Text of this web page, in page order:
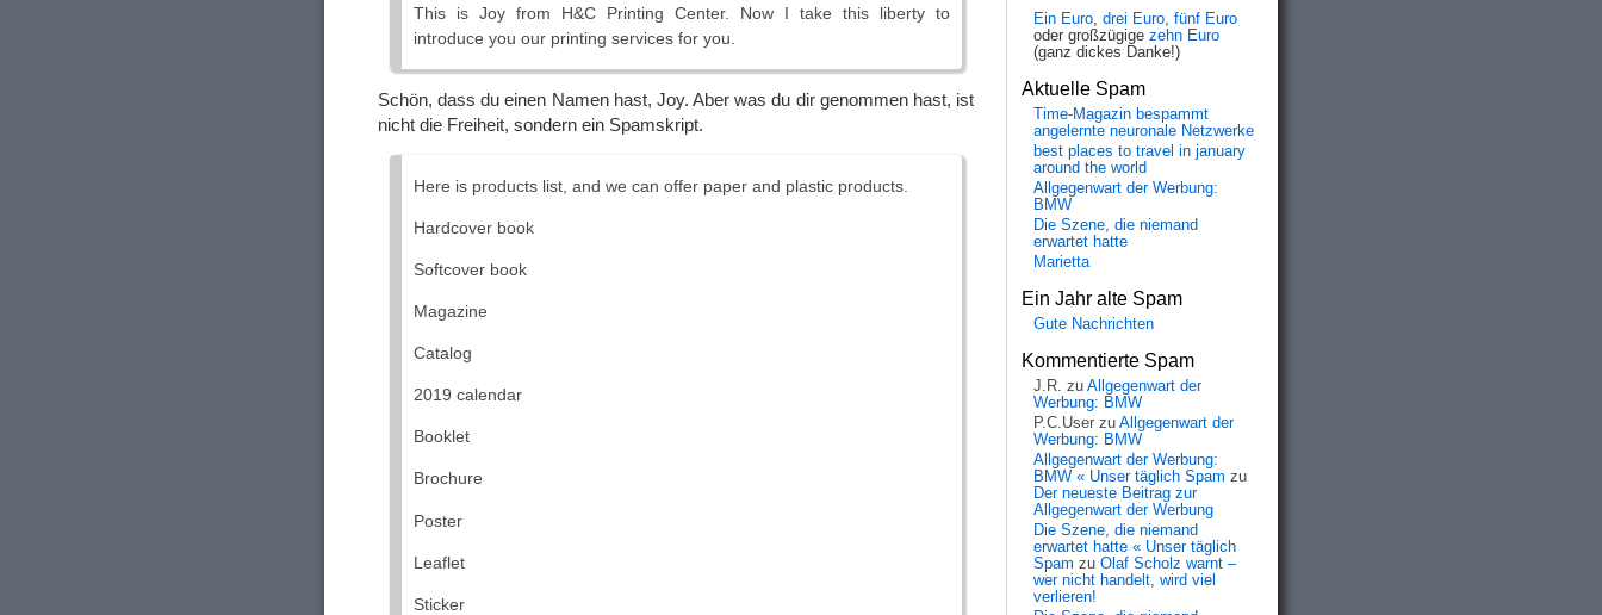
This is Joy from H&C Printing Center. Now I take this liberty to
introduce you our printing services for you.
Schön, dass du einen Namen hast, Joy. Aber was du dir genommen hast, ist
nicht die Freiheit, sondern ein Spamskript.
Here is products list, and we can offer paper and plastic products.
Hardcover book
Softcover book
Magazine
Catalog
2019 calendar
Booklet
Brochure
Poster
Leaflet
Sticker
Ein Euro, drei Euro, fünf Euro
oder großzügige zehn Euro
(ganz dickes Danke!)
Aktuelle Spam
Time-Magazin bespammt
angelernte neuronale Netzwerke
best places to travel in january
around the world
Allgegenwart der Werbung:
BMW
Die Szene, die niemand
erwartet hatte
Marietta
Ein Jahr alte Spam
Gute Nachrichten
Kommentierte Spam
J.R. zu Allgegenwart der
Werbung: BMW
P.C.User zu Allgegenwart der
Werbung: BMW
Allgegenwart der Werbung:
BMW « Unser täglich Spam zu
Der neueste Beitrag zur
Allgegenwart der Werbung
Die Szene, die niemand
erwartet hatte « Unser täglich
Spam zu Olaf Scholz warnt –
wer nicht handelt, wird viel
verlieren!